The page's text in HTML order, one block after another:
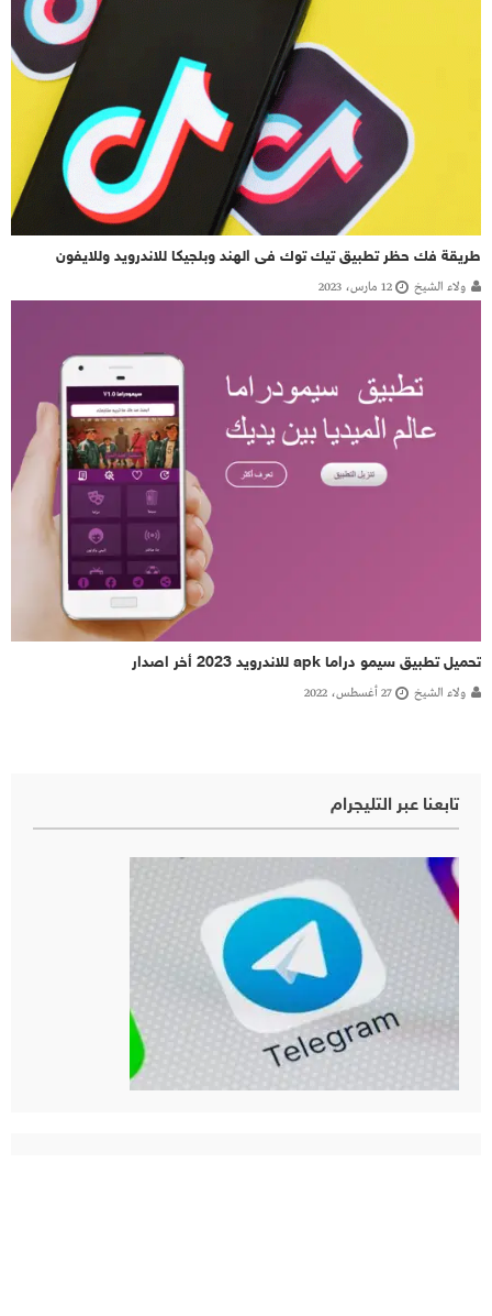
طريقة فك حظر تطبيق تيك توك فى الهند وبلجيكا للاندرويد وللايفون
ولاء الشيخ 12 مارس، 2023
تحميل تطبيق سيمو دراما apk للاندرويد 2023 أخر اصدار
ولاء الشيخ 27 أغسطس، 2022
تابعنا عبر التليجرام